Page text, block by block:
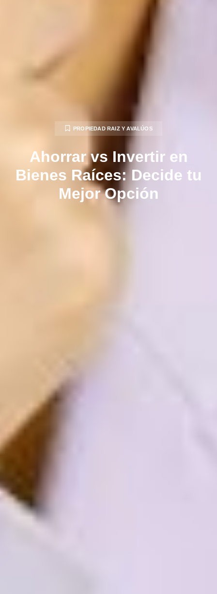
PROPIEDAD RAIZ Y AVALÚOS
Ahorrar vs Invertir en
Bienes Raíces: Decide tu
Mejor Opción